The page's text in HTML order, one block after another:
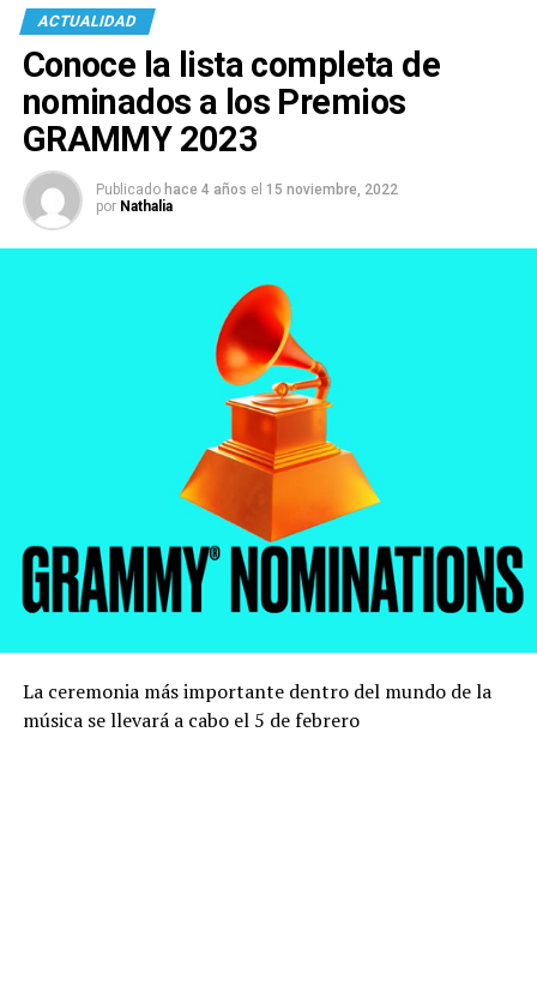
ACTUALIDAD
Conoce la lista completa de
nominados a los Premios
GRAMMY 2023
Publicado hace 4 años el 15 noviembre, 2022
por Nathalia
La ceremonia más importante dentro del mundo de la
música se llevará a cabo el 5 de febrero